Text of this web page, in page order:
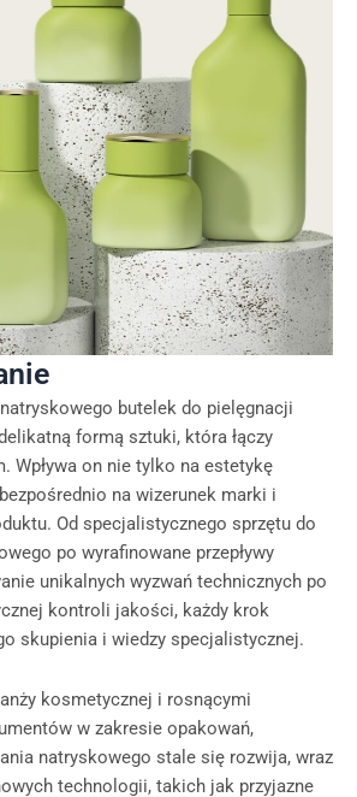
butelek do pielęgnacji
formą sztuki, która łączy
Wpływa on nie tylko na estetykę
na wizerunek marki i
Od specjalistycznego sprzętu do
po wyrafinowane przepływy
unikalnych wyzwań technicznych po
kontroli jakości, każdy krok
skupienia i wiedzy specjalistycznej.
kosmetycznej i rosnącymi
w zakresie opakowań,
natryskowego stale się rozwija, wraz
technologii, takich jak przyjazne